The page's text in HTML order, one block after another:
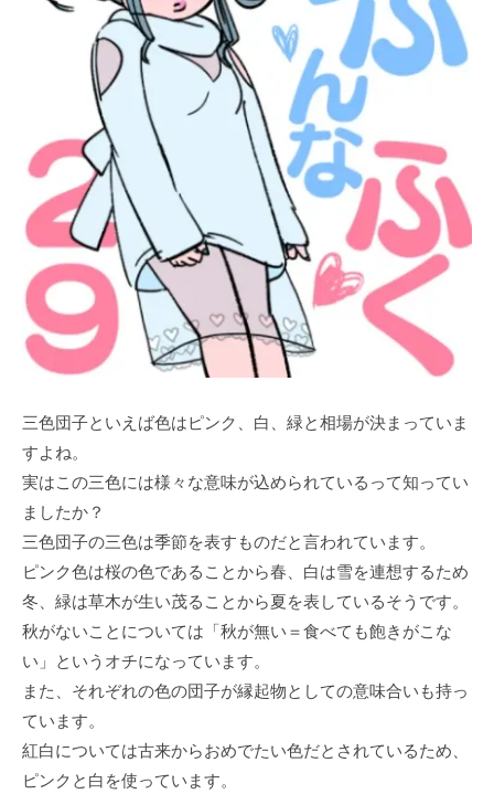
三色団子といえば色はピンク、白、緑と相場が決まっていま
すよね。
実はこの三色には様々な意味が込められているって知ってい
ましたか？
三色団子の三色は季節を表すものだと言われています。
ピンク色は桜の色であることから春、白は雪を連想するため
冬、緑は草木が生い茂ることから夏を表しているそうです。
秋がないことについては「秋が無い＝食べても飽きがこな
い」というオチになっています。
また、それぞれの色の団子が縁起物としての意味合いも持っ
ています。
紅白については古来からおめでたい色だとされているため、
ピンクと白を使っています。